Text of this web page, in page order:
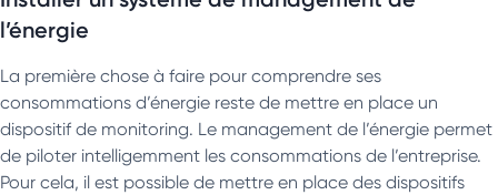
l’énergie
La première chose à faire pour comprendre ses
consommations d’énergie reste de mettre en place un
dispositif de monitoring. Le management de l’énergie permet
de piloter intelligemment les consommations de l’entreprise.
Pour cela, il est possible de mettre en place des dispositifs